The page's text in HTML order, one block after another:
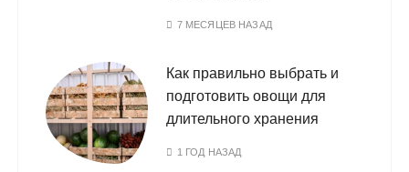
7 МЕСЯЦЕВ НАЗАД
Как правильно выбрать и
подготовить овощи для
длительного хранения
1 ГОД НАЗАД